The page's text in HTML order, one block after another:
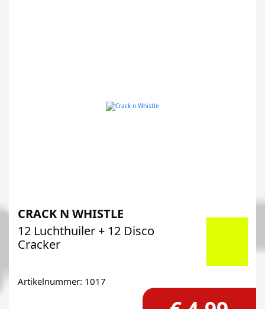
CRACK N WHISTLE
12 Luchthuiler + 12 Disco
Cracker
Artikelnummer: 1017